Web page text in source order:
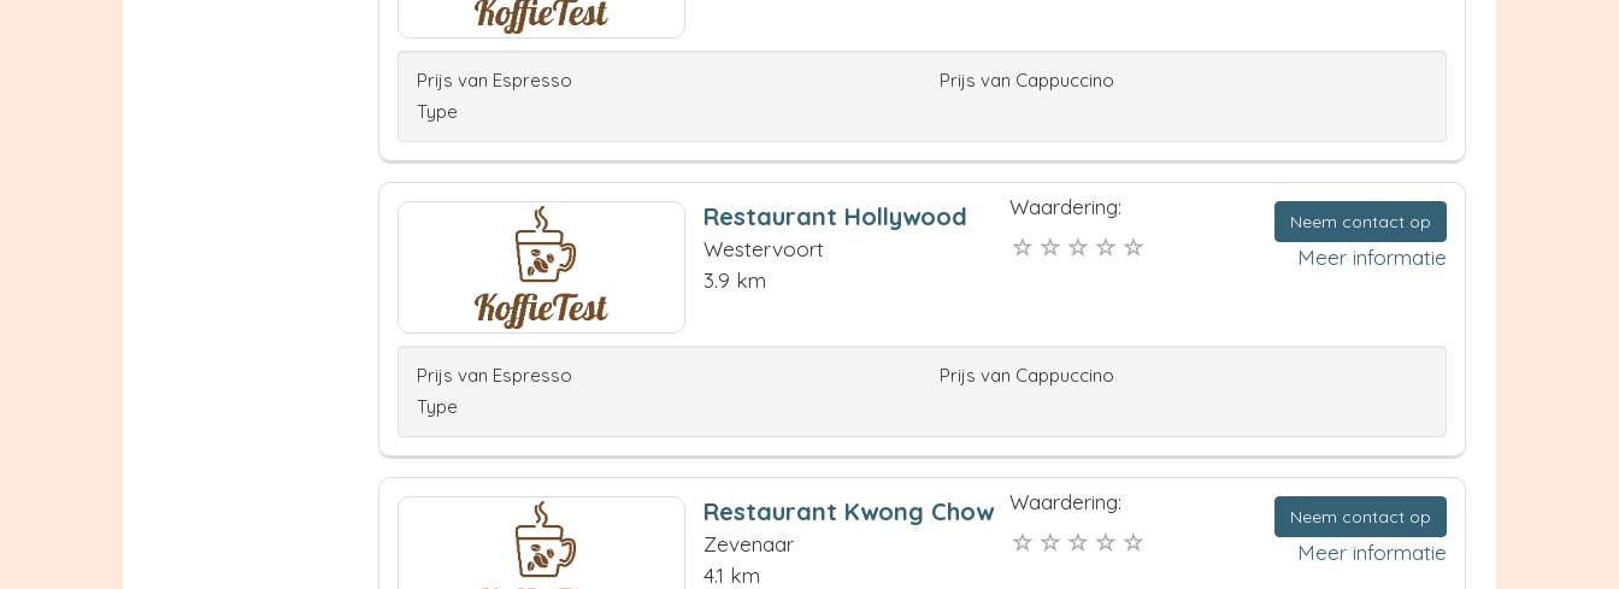
Prijs van Espresso
Prijs van Cappuccino
Type
Restaurant Hollywood
Westervoort
3.9 km
Waardering:
Neem contact op
Meer informatie
Prijs van Espresso
Prijs van Cappuccino
Type
Restaurant Kwong Chow
Zevenaar
4.1 km
Waardering:
Neem contact op
Meer informatie